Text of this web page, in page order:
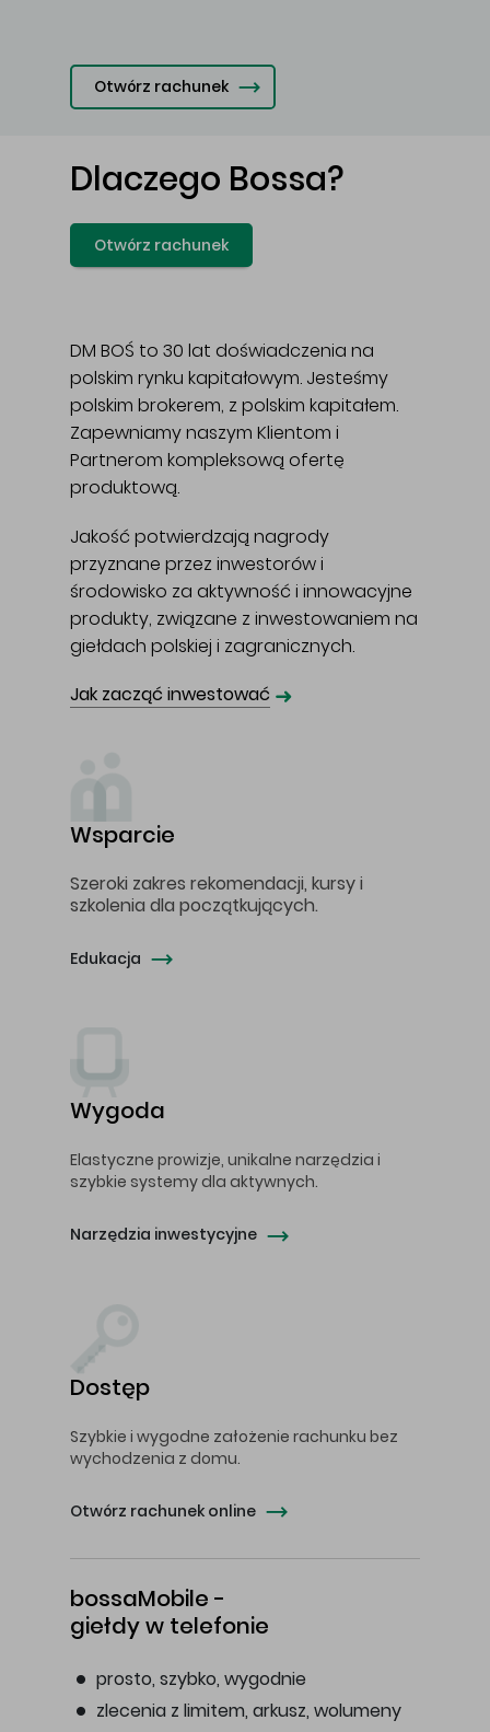
Otwórz rachunek
Dlaczego Bossa?
Otwórz rachunek
DM BOŚ to 30 lat doświadczenia na
polskim rynku kapitałowym. Jesteśmy
polskim brokerem, z polskim kapitałem.
Zapewniamy naszym Klientom i
Partnerom kompleksową ofertę
produktową.
Jakość potwierdzają nagrody
przyznane przez inwestorów i
środowisko za aktywność i innowacyjne
produkty, związane z inwestowaniem na
giełdach polskiej i zagranicznych.
Jak zacząć inwestować ➜
Wsparcie
Szeroki zakres rekomendacji, kursy i
szkolenia dla początkujących.
Edukacja
Wygoda
Elastyczne prowizje, unikalne narzędzia i
szybkie systemy dla aktywnych.
Narzędzia inwestycyjne
Dostęp
Szybkie i wygodne założenie rachunku bez
wychodzenia z domu.
Otwórz rachunek online
bossaMobile -
giełdy w telefonie
prosto, szybko, wygodnie
zlecenia z limitem, arkusz, wolumeny